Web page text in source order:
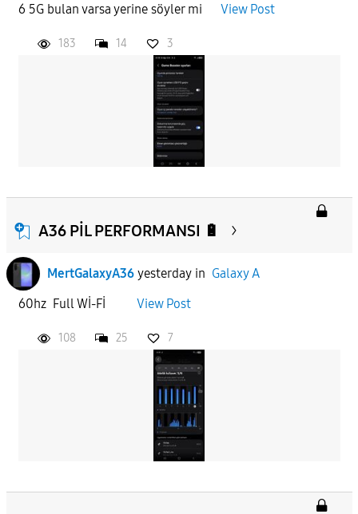
6 5G bulan varsa yerine söyler mi View Post
183 14 3
A36 PİL PERFORMANSI 🔋
MertGalaxyA36 yesterdayin Galaxy A
60hz Full Wİ-Fİ View Post
108 25 7